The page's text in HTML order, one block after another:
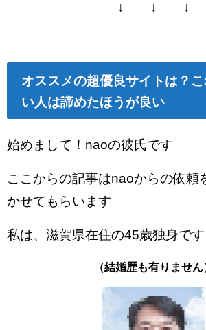
↓ ↓ ↓
オススメの超優良サイトは？
い人は諦めたほうが良い
始めまして！naoの彼氏です
ここからの記事はnaoからの依頼
かせてもらいます
私は、滋賀県在住の45歳独身です
（結婚歴も有りません